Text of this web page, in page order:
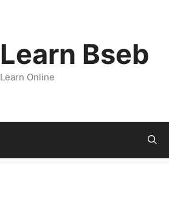
Learn Bseb
Learn Online